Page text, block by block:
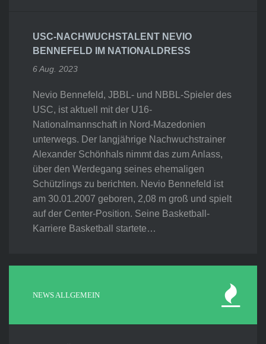
USC-NACHWUCHSTALENT NEVIO
BENNEFELD IM NATIONALDRESS
6 Aug. 2023
Nevio Bennefeld, JBBL- und NBBL-Spieler des
USC, ist aktuell mit der U16-
Nationalmannschaft in Nord-Mazedonien
unterwegs. Der langjährige Nachwuchstrainer
Alexander Schönhals nimmt das zum Anlass,
über den Werdegang seines ehemaligen
Schützlings zu berichten. Nevio Bennefeld ist
am 30.01.2007 geboren, 2,08 m groß und spielt
auf der Center-Position. Seine Basketball-
Karriere Basketball startete…
NEWS ALLGEMEIN